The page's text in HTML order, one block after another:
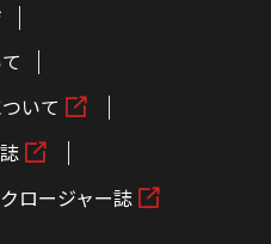
いて
ロージャー誌